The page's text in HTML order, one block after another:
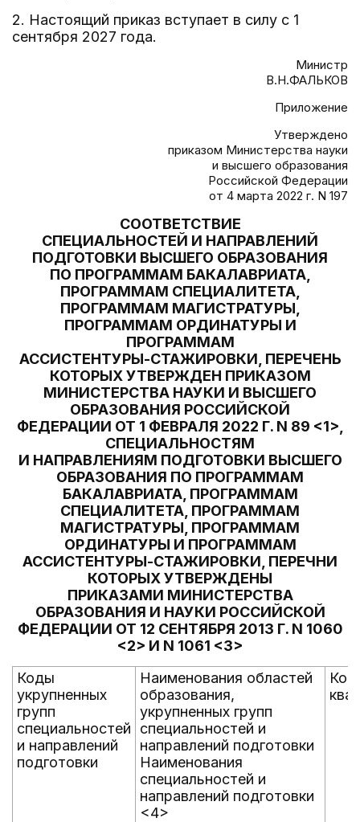
2. Настоящий приказ вступает в силу с 1
сентября 2027 года.
Министр
В.Н.ФАЛЬКОВ
Приложение
Утверждено
приказом Министерства науки
и высшего образования
Российской Федерации
от 4 марта 2022 г. N 197
СООТВЕТСТВИЕ
СПЕЦИАЛЬНОСТЕЙ И НАПРАВЛЕНИЙ
ПОДГОТОВКИ ВЫСШЕГО ОБРАЗОВАНИЯ
ПО ПРОГРАММАМ БАКАЛАВРИАТА,
ПРОГРАММАМ СПЕЦИАЛИТЕТА,
ПРОГРАММАМ МАГИСТРАТУРЫ,
ПРОГРАММАМ ОРДИНАТУРЫ И
ПРОГРАММАМ
АССИСТЕНТУРЫ-СТАЖИРОВКИ, ПЕРЕЧЕНЬ
КОТОРЫХ УТВЕРЖДЕН ПРИКАЗОМ
МИНИСТЕРСТВА НАУКИ И ВЫСШЕГО
ОБРАЗОВАНИЯ РОССИЙСКОЙ
ФЕДЕРАЦИИ ОТ 1 ФЕВРАЛЯ 2022 Г. N 89 <1>,
СПЕЦИАЛЬНОСТЯМ
И НАПРАВЛЕНИЯМ ПОДГОТОВКИ ВЫСШЕГО
ОБРАЗОВАНИЯ ПО ПРОГРАММАМ
БАКАЛАВРИАТА, ПРОГРАММАМ
СПЕЦИАЛИТЕТА, ПРОГРАММАМ
МАГИСТРАТУРЫ, ПРОГРАММАМ
ОРДИНАТУРЫ И ПРОГРАММАМ
АССИСТЕНТУРЫ-СТАЖИРОВКИ, ПЕРЕЧНИ
КОТОРЫХ УТВЕРЖДЕНЫ
ПРИКАЗАМИ МИНИСТЕРСТВА
ОБРАЗОВАНИЯ И НАУКИ РОССИЙСКОЙ
ФЕДЕРАЦИИ ОТ 12 СЕНТЯБРЯ 2013 Г. N 1060
<2> И N 1061 <3>
Коды
укрупненных
групп
специальностей
и направлений
подготовки
Наименования областей
образования,
укрупненных групп
специальностей и
направлений подготовки
Наименования
специальностей и
направлений подготовки
<4>
Код